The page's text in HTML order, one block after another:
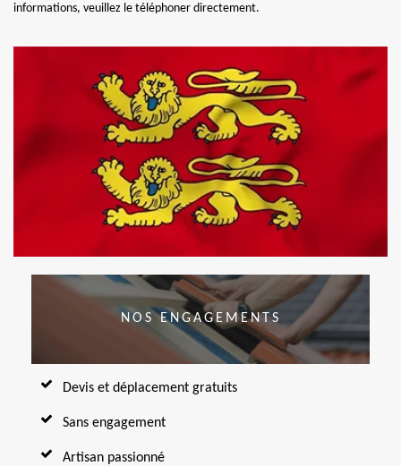
informations, veuillez le téléphoner directement.
NOS ENGAGEMENTS
Devis et déplacement gratuits
Sans engagement
Artisan passionné